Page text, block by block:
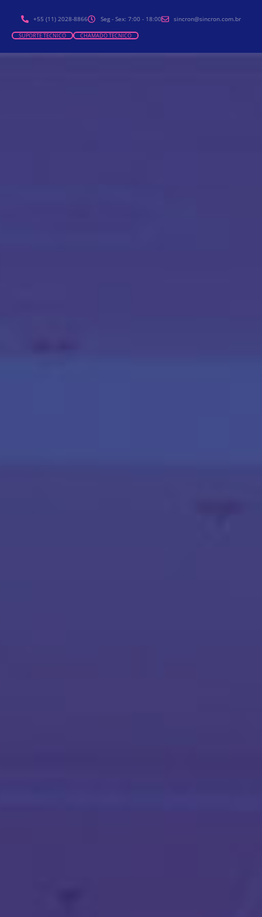
+55 (11) 2028-8866 Seg - Sex: 7:00 - 18:00 sincron@sincron.com.br
SUPORTE TÉCNICO CHAMADO TÉCNICO